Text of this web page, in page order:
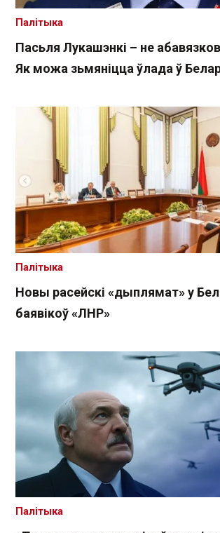
Пасьля Лукашэнкі – не
Як можа зьмяніцца ўлада ў
Палітыка
Новы расейскі «дыплямат» у
баявікоў «ЛНР»
Палітыка
Палітыка